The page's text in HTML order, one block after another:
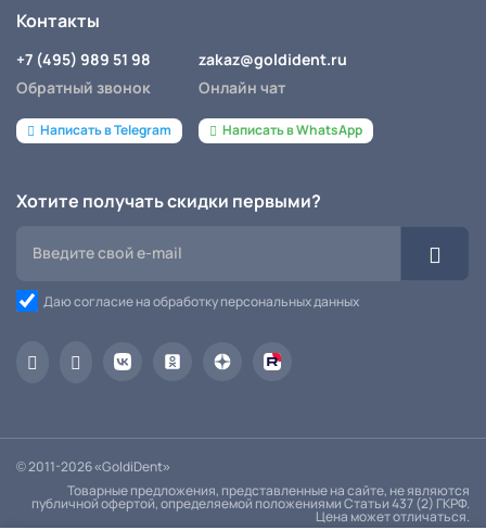
Контакты
+7 (495) 989 51 98
Обратный звонок
Написать в Telegram
zakaz@goldident.ru
Онлайн чат
Написать в WhatsApp
Хотите получать скидки первыми?
Даю согласие на обработку персональных данных
© 2011-2026 «GoldiDent»
Товарные предложения, представленные на сайте, не являются
публичной офертой, определяемой положениями Статьи 437 (2) ГКРФ.
Цена может отличаться.